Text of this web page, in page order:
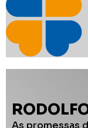
As promessas